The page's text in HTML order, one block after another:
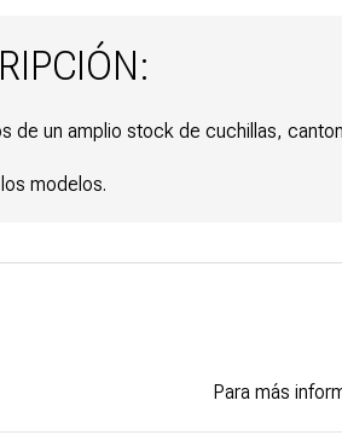
de un amplio stock de cuchillas,
modelos.
Para más